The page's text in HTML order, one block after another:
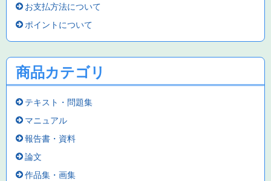
お支払方法について
ポイントについて
商品カテゴリ
テキスト・問題集
マニュアル
報告書・資料
論文
作品集・画集